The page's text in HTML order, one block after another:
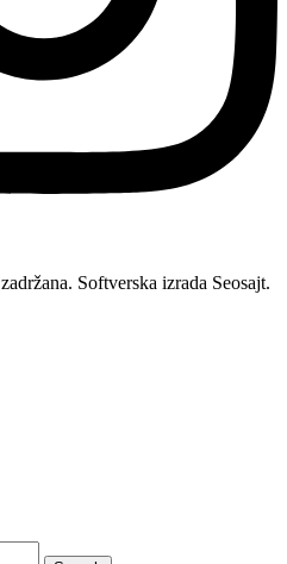
Softverska izrada Seosajt.